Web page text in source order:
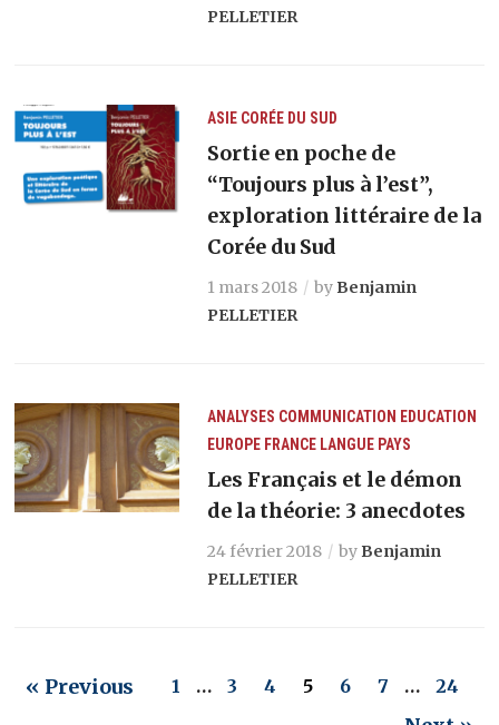
PELLETIER
ASIE CORÉE DU SUD
Sortie en poche de
“Toujours plus à l’est”,
exploration littéraire de la
Corée du Sud
1 mars 2018 by Benjamin
PELLETIER
ANALYSES COMMUNICATION EDUCATION
EUROPE FRANCE LANGUE PAYS
Les Français et le démon
de la théorie: 3 anecdotes
24 février 2018 by Benjamin
PELLETIER
« Previous 1 … 3 4 5 6 7 … 24